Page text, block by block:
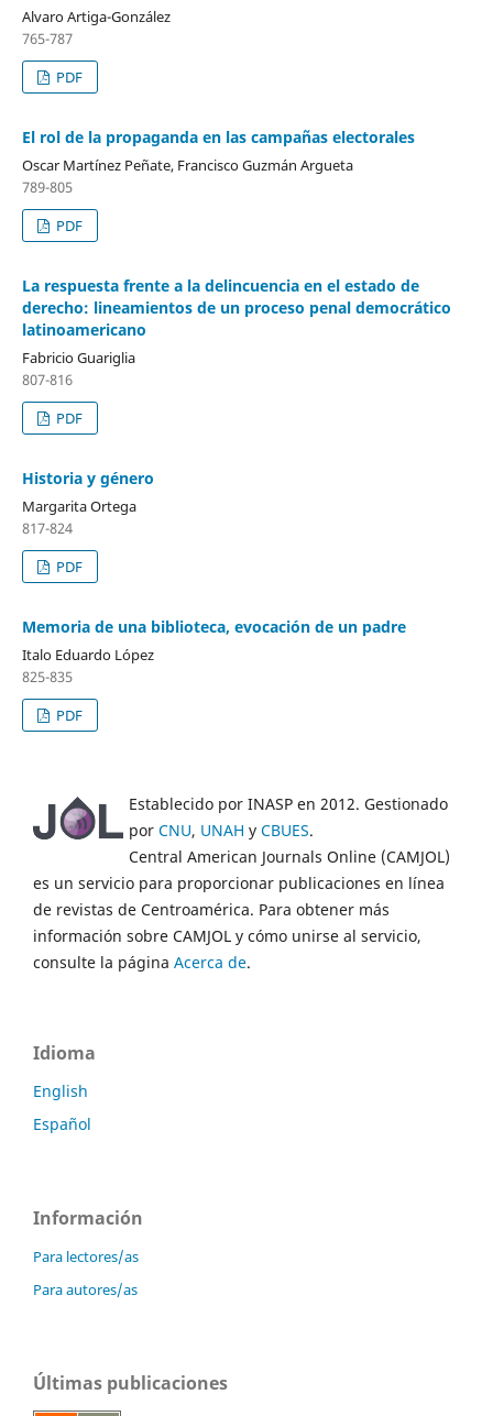
Alvaro Artiga-González
765-787
PDF
El rol de la propaganda en las campañas electorales
Oscar Martínez Peñate, Francisco Guzmán Argueta
789-805
PDF
La respuesta frente a la delincuencia en el estado de
derecho: lineamientos de un proceso penal democrático
latinoamericano
Fabricio Guariglia
807-816
PDF
Historia y género
Margarita Ortega
817-824
PDF
Memoria de una biblioteca, evocación de un padre
Italo Eduardo López
825-835
PDF
Establecido por INASP en 2012. Gestionado
por CNU, UNAH y CBUES.
Central American Journals Online (CAMJOL)
es un servicio para proporcionar publicaciones en línea
de revistas de Centroamérica. Para obtener más
información sobre CAMJOL y cómo unirse al servicio,
consulte la página Acerca de.
Idioma
English
Español
Información
Para lectores/as
Para autores/as
Últimas publicaciones